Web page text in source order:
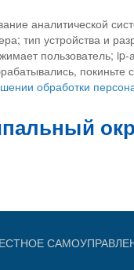
аналитической
тип устройства и
пользователь;
покиньте
обработки